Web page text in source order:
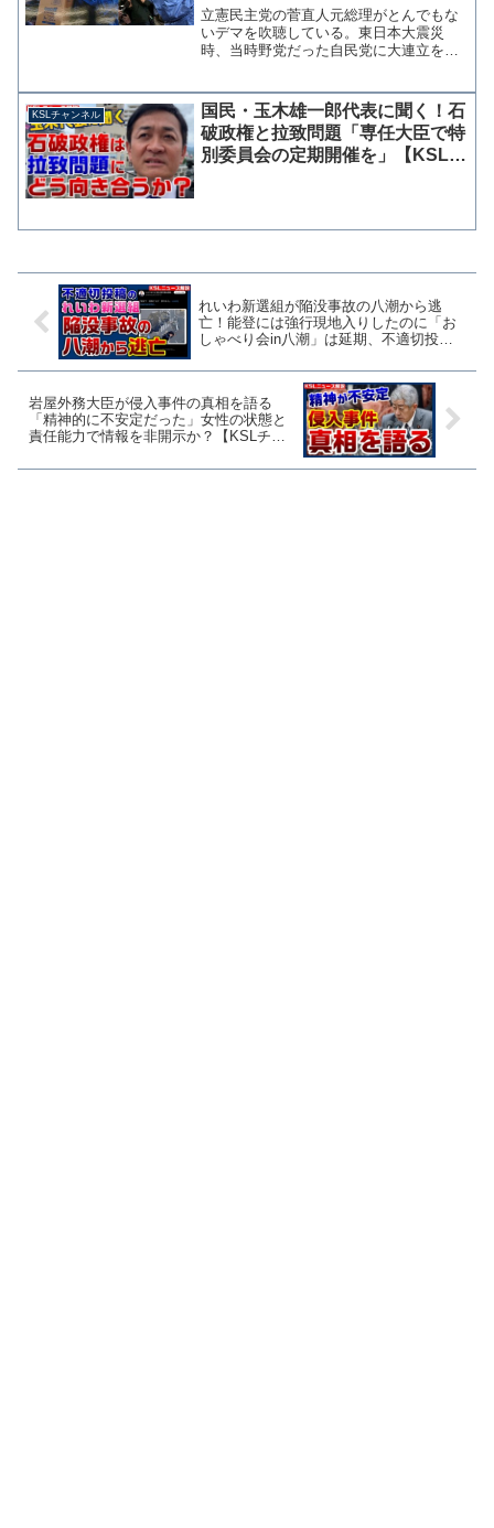
に即日断られ、当時の安倍さんは
自民党でも無役
立憲民主党の菅直人元総理がとんでもな
いデマを吹聴している。東日本大震災
時、当時野党だった自民党に大連立を打
たと言い出したのだ。見た瞬間に虚言と
判断できる酷さだ。打診前から...
KSLチャンネル
国民・玉木雄一郎代表に聞く！石
破政権と拉致問題「専任大臣で特
別委員会の定期開催を」【KSLチ
れいわ新選組が陥没事故の八潮から逃
亡！能登には強行現地入りしたのに「お
しゃべり会in八潮」は延期、不適切投稿
岩屋外務大臣が侵入事件の真相を語る
「精神的に不安定だった」女性の状態と
責任能力で情報を非開示か？【KSLチャ